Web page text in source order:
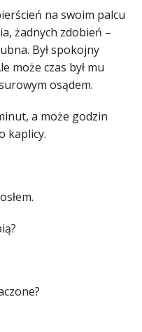
na swoim palcu
żadnych zdobień –
Był spokojny
może czas był mu
osądem.
a może godzin
kaplicy.